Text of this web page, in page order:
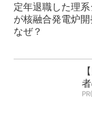
定年退職した理
が核融合発電炉開
なぜ？